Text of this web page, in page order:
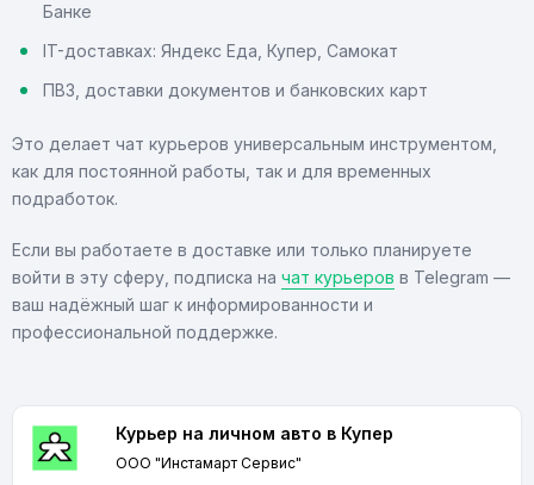
Банке
IT-доставках: Яндекс Еда, Купер, Самокат
ПВЗ, доставки документов и банковских карт
Это делает чат курьеров универсальным инструментом,
как для постоянной работы, так и для временных
подработок.
Если вы работаете в доставке или только планируете
войти в эту сферу, подписка на чат курьеров в Telegram —
ваш надёжный шаг к информированности и
профессиональной поддержке.
Курьер на личном авто в Купер
ООО "Инстамарт Сервис"